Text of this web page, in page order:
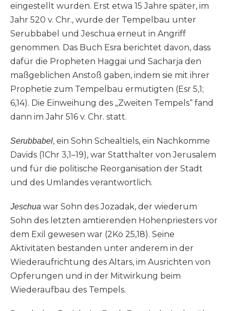
eingestellt wurden. Erst etwa 15 Jahre später, im
Jahr 520 v. Chr., wurde der Tempelbau unter
Serubbabel und Jeschua erneut in Angriff
genommen. Das Buch Esra berichtet davon, dass
dafür die Propheten Haggai und Sacharja den
maßgeblichen Anstoß gaben, indem sie mit ihrer
Prophetie zum Tempelbau ermutigten (Esr 5,1;
6,14). Die Einweihung des „Zweiten Tempels“ fand
dann im Jahr 516 v. Chr. statt.
Serubbabel, ein Sohn Schealtiels, ein Nachkomme
Davids (1Chr 3,1–19), war Statthalter von Jerusalem
und für die politische Reorganisation der Stadt
und des Umlandes verantwortlich.
Jeschua war Sohn des Jozadak, der wiederum
Sohn des letzten amtierenden Hohenpriesters vor
dem Exil gewesen war (2Kö 25,18). Seine
Aktivitäten bestanden unter anderem in der
Wiederaufrichtung des Altars, im Ausrichten von
Opferungen und in der Mitwirkung beim
Wiederaufbau des Tempels.